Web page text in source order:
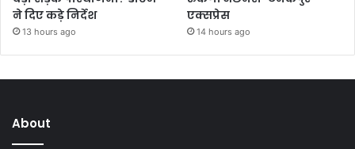
ने दिए कड़े निर्देश
13 hours ago
एक्सप्रेस
14 hours ago
About